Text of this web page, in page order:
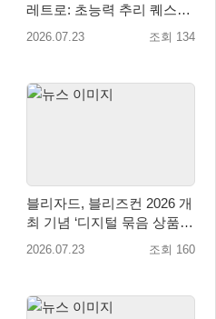
레트로: 초능력 추리 퀘스트’
2026년 7월 23일 글로벌 정
2026.07.23 조회 134
블리자드, 블리즈컨 2026 개
최 기념 ‘디지털 묶음 상품’
공개
2026.07.23 조회 160